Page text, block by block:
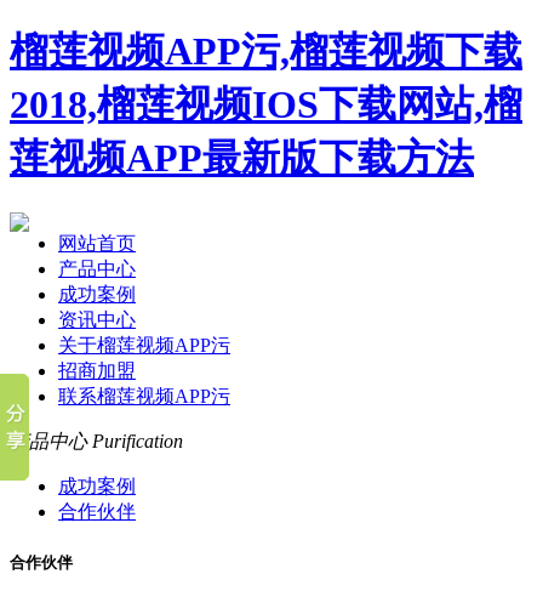
榴莲视频APP污,榴莲视频下载
2018,榴莲视频IOS下载网站,榴
莲视频APP最新版下载方法
网站首页
产品中心
成功案例
资讯中心
关于榴莲视频APP污
招商加盟
联系榴莲视频APP污
产品中心 Purification
成功案例
合作伙伴
合作伙伴